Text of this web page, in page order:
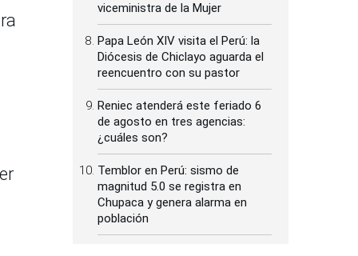
viceministra de la Mujer
Papa León XIV visita el Perú: la
Diócesis de Chiclayo aguarda el
reencuentro con su pastor
Reniec atenderá este feriado 6
de agosto en tres agencias:
¿cuáles son?
Temblor en Perú: sismo de
magnitud 5.0 se registra en
Chupaca y genera alarma en
población